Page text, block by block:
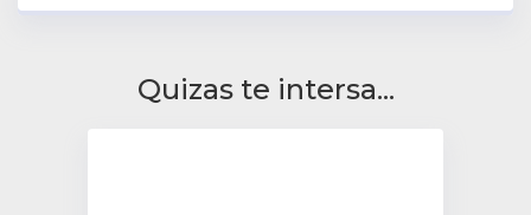
Quizas te intersa...